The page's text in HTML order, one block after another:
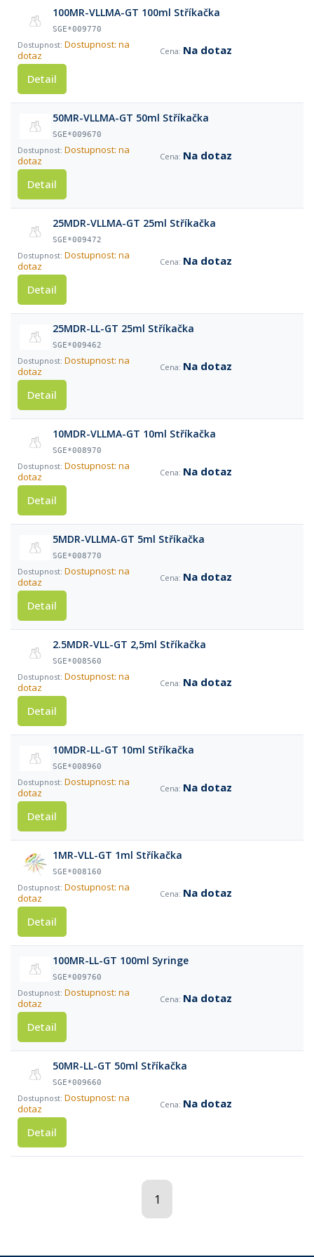
100MR-VLLMA-GT 100ml Stříkačka
SGE*009770
Dostupnost: na
dotaz
Na dotaz
Detail
50MR-VLLMA-GT 50ml Stříkačka
SGE*009670
Dostupnost: na
dotaz
Na dotaz
Detail
25MDR-VLLMA-GT 25ml Stříkačka
SGE*009472
Dostupnost: na
dotaz
Na dotaz
Detail
25MDR-LL-GT 25ml Stříkačka
SGE*009462
Dostupnost: na
dotaz
Na dotaz
Detail
10MDR-VLLMA-GT 10ml Stříkačka
SGE*008970
Dostupnost: na
dotaz
Na dotaz
Detail
5MDR-VLLMA-GT 5ml Stříkačka
SGE*008770
Dostupnost: na
dotaz
Na dotaz
Detail
2.5MDR-VLL-GT 2,5ml Stříkačka
SGE*008560
Dostupnost: na
dotaz
Na dotaz
Detail
10MDR-LL-GT 10ml Stříkačka
SGE*008960
Dostupnost: na
dotaz
Na dotaz
Detail
1MR-VLL-GT 1ml Stříkačka
SGE*008160
Dostupnost: na
dotaz
Na dotaz
Detail
100MR-LL-GT 100ml Syringe
SGE*009760
Dostupnost: na
dotaz
Na dotaz
Detail
50MR-LL-GT 50ml Stříkačka
SGE*009660
Dostupnost: na
dotaz
Na dotaz
Detail
1